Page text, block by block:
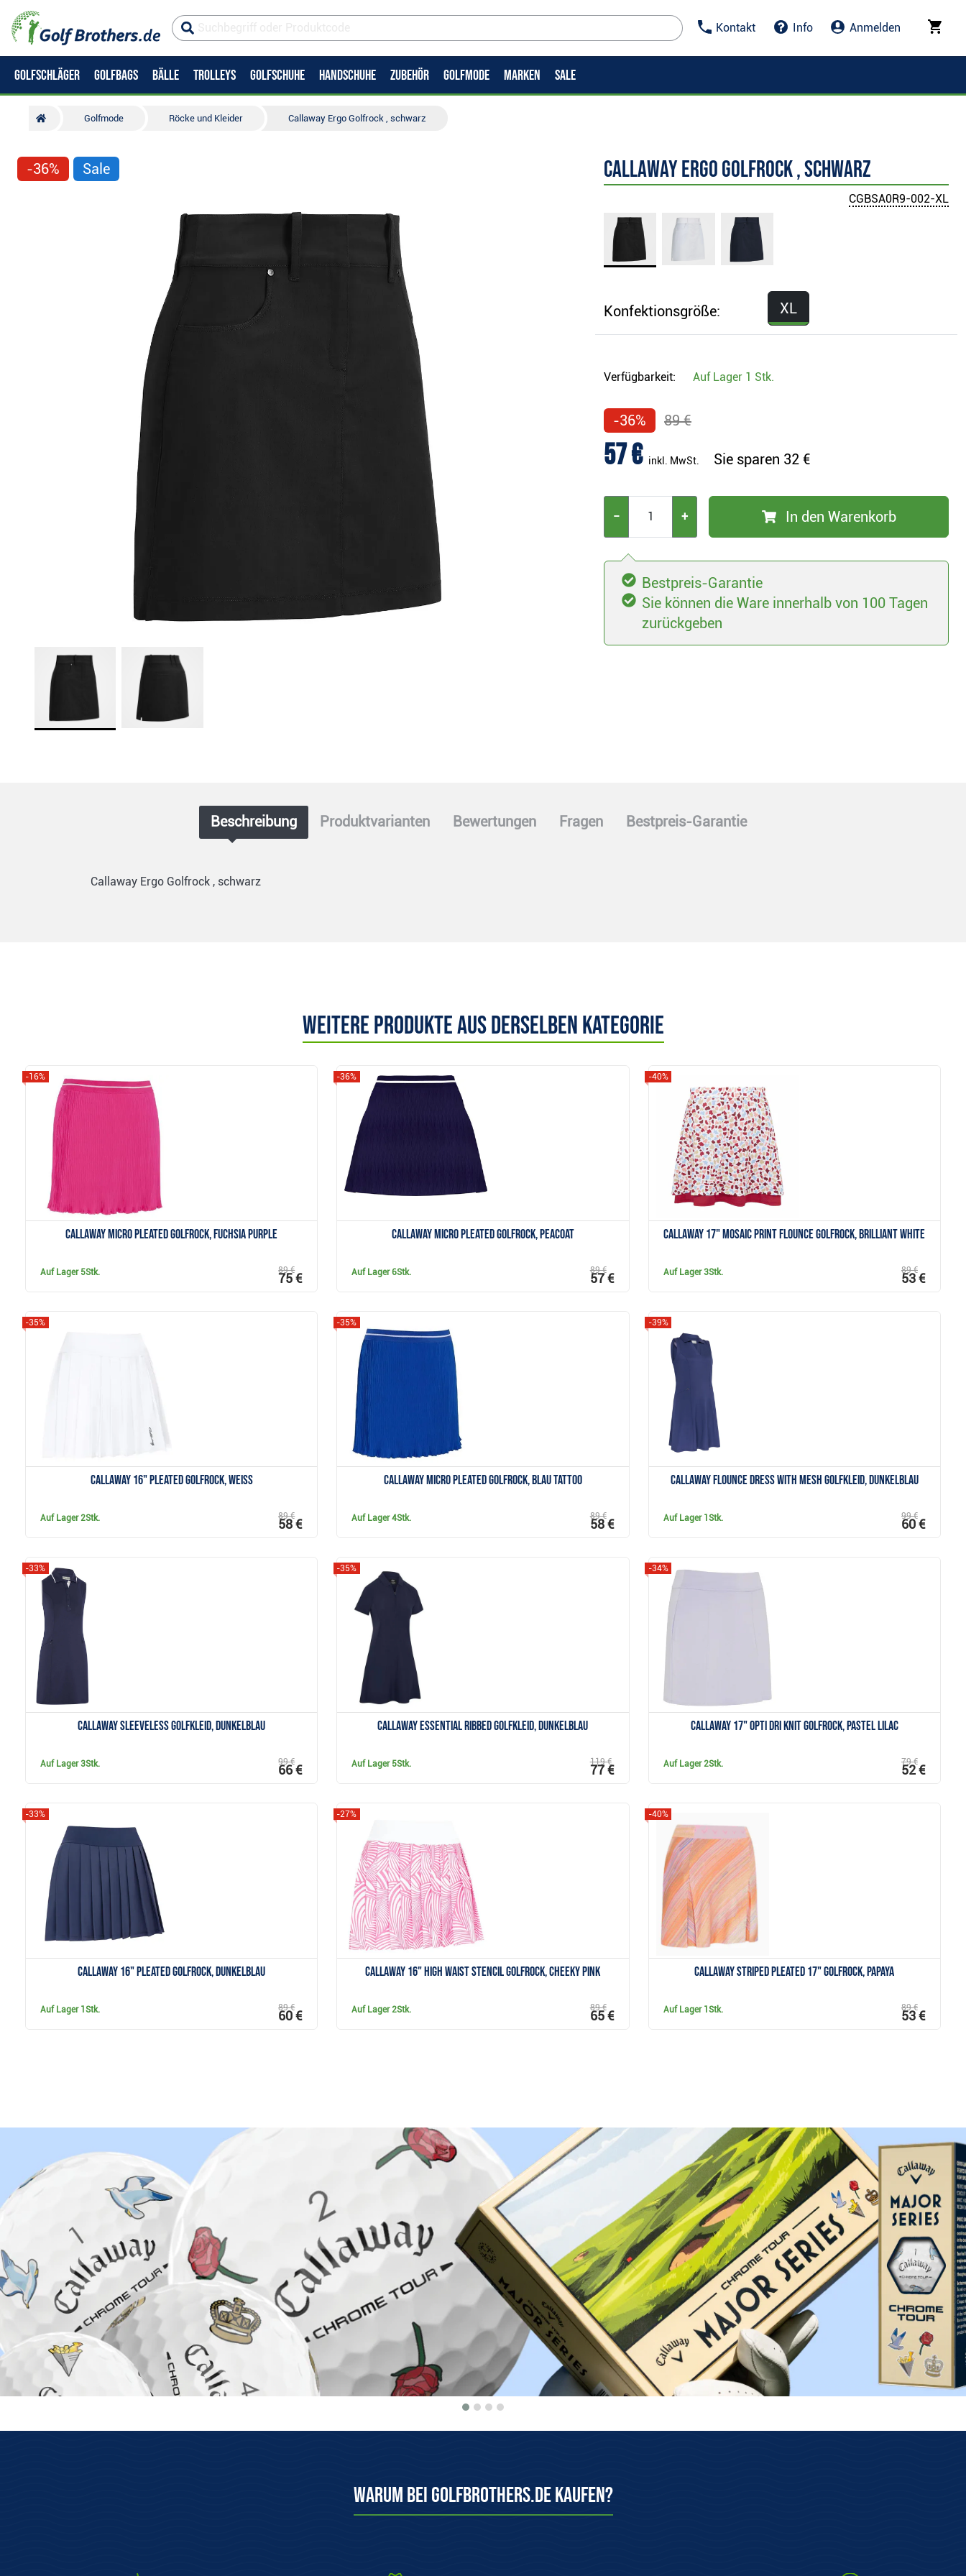
Kontakt Info Anmelden
GOLFSCHLÄGER GOLFBAGS BÄLLE TROLLEYS GOLFSCHUHE HANDSCHUHE ZUBEHÖR GOLFMODE MARKEN SALE
Golfmode Röcke und Kleider Callaway Ergo Golfrock , schwarz
-36% Sale Callaway Ergo Golfrock , schwarz
CGBSA0R9-002-XL
Konfektionsgröße: XL
Verfügbarkeit: Auf Lager 1 Stk.
-36% 89 €
57 € inkl. MwSt. Sie sparen 32 €
− + In den Warenkorb
Bestpreis-Garantie
Sie können die Ware innerhalb von 100 Tagen
zurückgeben
Beschreibung Produktvarianten Bewertungen Fragen Bestpreis-Garantie
Callaway Ergo Golfrock , schwarz
Weitere Produkte aus derselben Kategorie
Callaway Micro Pleated Golfrock, fuchsia purple
-16%
Auf Lager 5Stk. 89 €
75 €
Anzeigen
Callaway Micro Pleated Golfrock, peacoat
-36%
Auf Lager6Stk. 89 €
57 €
Anzeigen
Callaway 17" Mosaic Print Flounce Golfrock, brilliant white
-40%
Auf Lager3Stk. 89 €
53 €
Callaway 16" Pleated Golfrock, weiss
-35%
Auf Lager2Stk. 89 €
58 €
Callaway Micro Pleated Golfrock, blau tattoo
-35%
Auf Lager4Stk. 89 €
58 €
Callaway Flounce Dress with Mesh Golfkleid, dunkelblau
-39%
Auf Lager 1Stk. 99 €
60 €
Callaway Sleeveless Golfkleid, dunkelblau
-33%
Auf Lager3Stk. 99 €
66 €
Callaway Essential Ribbed Golfkleid, dunkelblau
-35%
Auf Lager 5Stk. 119 €
77 €
Callaway 17" Opti Dri Knit Golfrock, pastel lilac
-34%
Auf Lager2Stk. 79 €
52 €
Callaway 16" Pleated Golfrock, dunkelblau
-33%
Auf Lager 1Stk. 89 €
60 €
Callaway 16" High Waist Stencil Golfrock, cheeky pink
-27%
Auf Lager2Stk. 89 €
65 €
Callaway Striped Pleated 17" Golfrock, papaya
-40%
Auf Lager 1Stk. 89 €
53 €
Warum bei Golfbrothers.de kaufen?
auf Lager ist wirklich auf Lager
Wir haben unsere eigenen Lager mit
Herkunftsgarantie
Wir bieten nur Originalware aus
100 Tage kostenlose Rückgabe
Einfach & kostenlos über das GLS
Schnelle Lieferung
Kostenloser Versand ab 69€